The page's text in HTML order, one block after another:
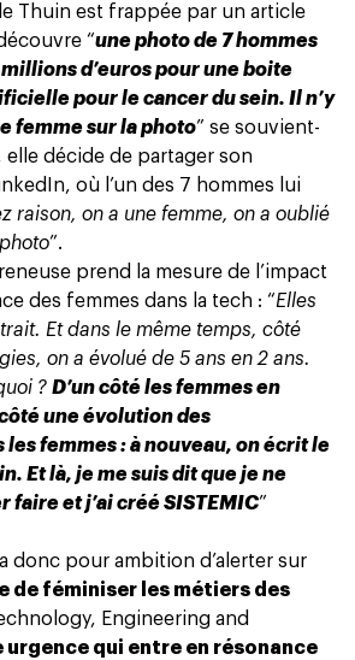
Thuin est frappée par un article
“une photo de 7 hommes
d’euros pour une boite
pour le cancer du sein. Il n’y
femme sur la photo” se souvient-
elle décide de partager son
où l’un des 7 hommes lui
raison, on a une femme, on a oublié
”.
prend la mesure de l’impact
des femmes dans la tech : “Elles
Et dans le même temps, côté
on a évolué de 5 ans en 2 ans.
? D’un côté les femmes en
une évolution des
les femmes : à nouveau, on écrit le
Et là, je me suis dit que je ne
faire et j’ai créé SISTEMIC”
donc pour ambition d’alerter sur
de féminiser les métiers des
Engineering and
urgence qui entre en résonance